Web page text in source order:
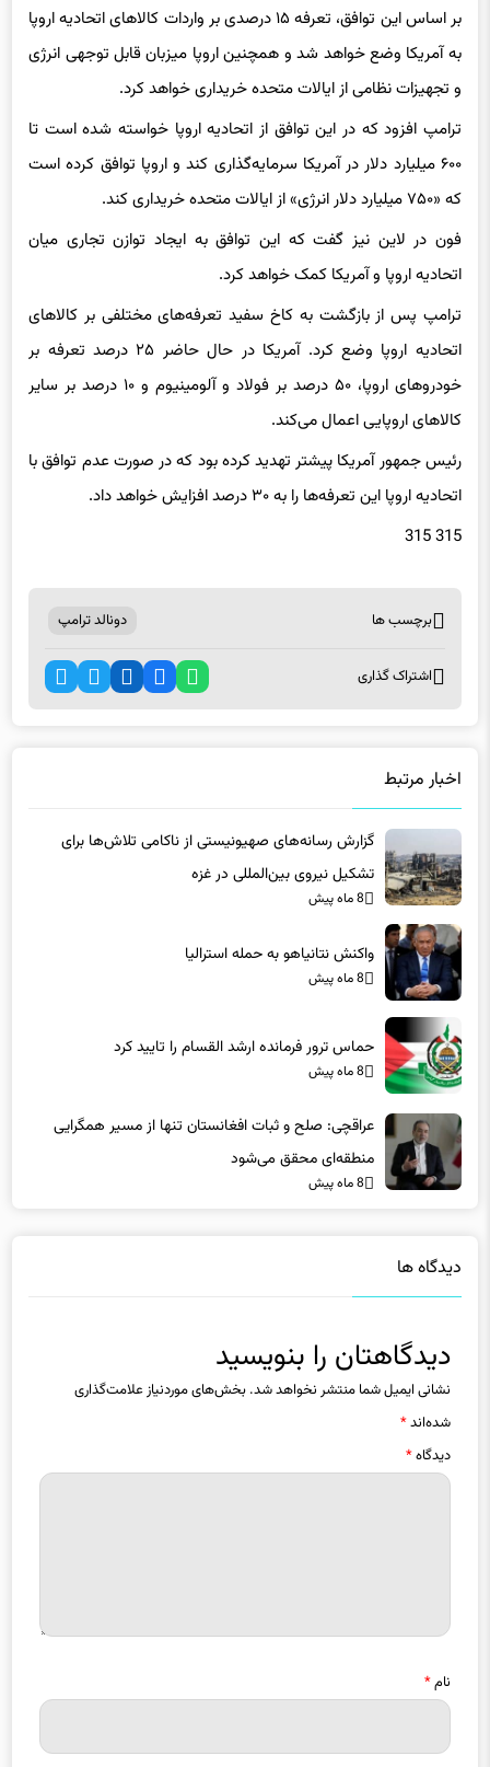
به آمریکا وضع خواهد شد و همچنین اروپا میزبان قابل توجهی انرژی
و تجهیزات نظامی از ایالات متحده خریداری خواهد کرد.
ترامپ افزود که در این توافق از اتحادیه اروپا خواسته شده است تا
۶۰۰ میلیارد دلار در آمریکا سرمایه‌گذاری کند و اروپا توافق کرده است
که «۷۵۰ میلیارد دلار انرژی» از ایالات متحده خریداری کند.
فون در لاین نیز گفت که این توافق به ایجاد توازن تجاری میان
اتحادیه اروپا و آمریکا کمک خواهد کرد.
ترامپ پس از بازگشت به کاخ سفید تعرفه‌های مختلفی بر کالاهای
اتحادیه اروپا وضع کرد. آمریکا در حال حاضر ۲۵ درصد تعرفه بر
خودروهای اروپا، ۵۰ درصد بر فولاد و آلومینیوم و ۱۰ درصد بر سایر
کالاهای اروپایی اعمال می‌کند.
رئیس جمهور آمریکا پیشتر تهدید کرده بود که در صورت عدم توافق با
اتحادیه اروپا این تعرفه‌ها را به ۳۰ درصد افزایش خواهد داد.
315 315
گزارش رسانه‌های صهیونیستی از ناکامی تلاش‌ها برای
تشکیل نیروی بین‌المللی در غزه
8 ماه پیش
8 ماه پیش
منطقه‌ای محقق می‌شود
8 ماه پیش
نشانی ایمیل شما منتشر نخواهد شد.بخش‌های موردنیاز علامت‌گذاری
شده‌اند*
دیدگاه*
ایمیل*